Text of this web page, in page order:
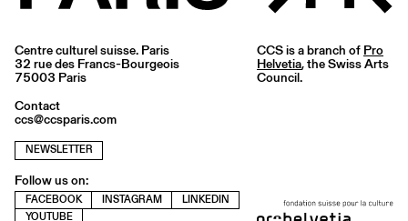
Centre culturel suisse. Paris
32 rue des Francs-Bourgeois
75003 Paris
Contact
ccs@ccsparis.com
NEWSLETTER
Follow us on:
FACEBOOK INSTAGRAM
LINKEDIN
YOUTUBE
CCS is a branch of Pro
Helvetia, the Swiss Arts
Council.